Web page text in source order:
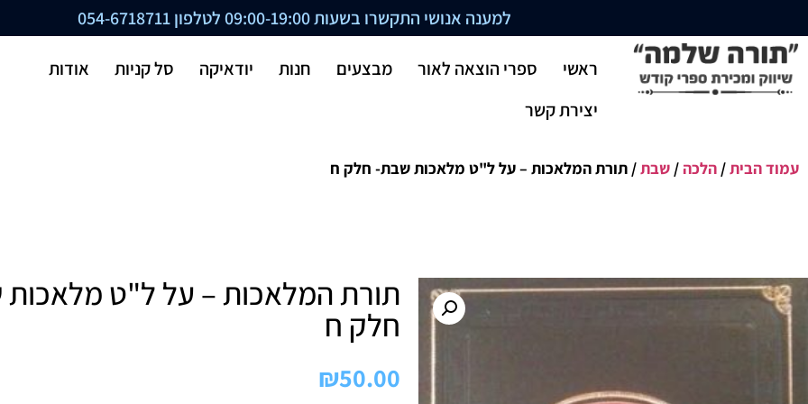
למענה אנושי התקשרו בשעות 09:00-19:00 לטלפון 054-6718711
ראשי ספרי הוצאה לאור מבצעים חנות יודאיקה סל קניות
אודות
יצירת קשר
עמוד הבית/ הלכה/ שבת/ תורת המלאכות – על ל"ט מלאכות שבת- חלק ח
תורת המלאכות – על ל"ט
חלק ח
₪50.00